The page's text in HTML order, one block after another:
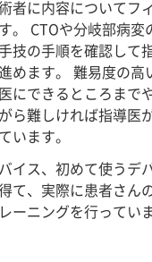
者に内容についてフ
。 CTOや分岐部病変
技の手順を確認して
めます。 難易度の高
にできるところまで
ら難しければ指導医
います。
イス、初めて使うデ
て、実際に患者さん
ーニングを行っていま